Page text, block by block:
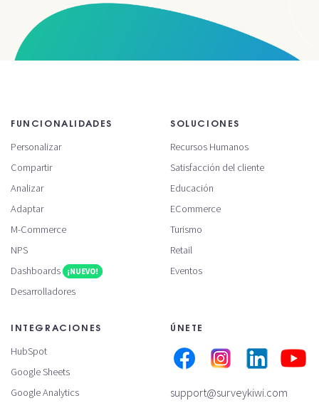
FUNCIONALIDADES
Personalizar
Compartir
Analizar
Adaptar
M-Commerce
NPS
Dashboards
¡NUEVO!
Desarrolladores
SOLUCIONES
Recursos Humanos
Satisfacción del cliente
Educación
ECommerce
Turismo
Retail
Eventos
INTEGRACIONES
HubSpot
Google Sheets
Google Analytics
ÚNETE
support@surveykiwi.com